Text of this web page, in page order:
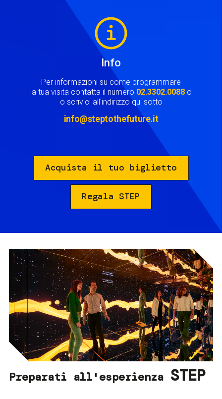
Info
Per informazioni su come programmare
la tua visita contatta il numero 02.3302.0088 o
o scrivici all'indirizzo qui sotto
info@steptothefuture.it
Acquista il tuo biglietto
Regala STEP
Preparati all'esperienza STEP